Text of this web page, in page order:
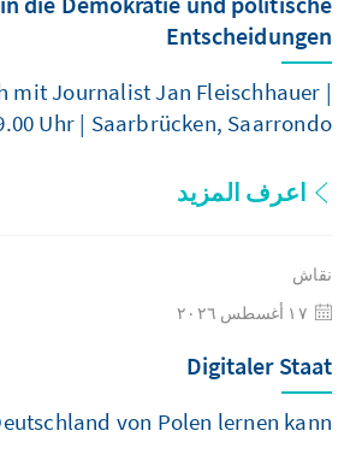
Entscheidungen
mit Journalist Jan Fleischhauer |
Uhr | Saarbrücken, Saarrondo
اعرف المزيد
نقاش
Digitaler Staat
von Polen lernen kann